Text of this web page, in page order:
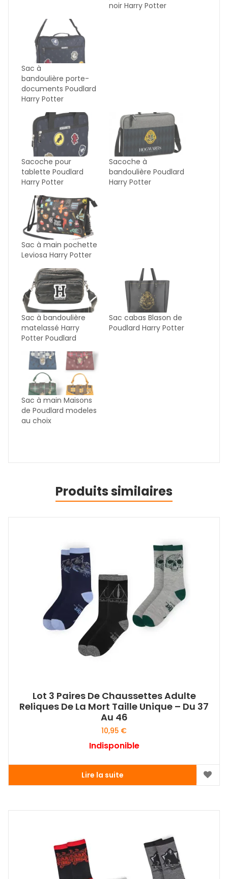
noir Harry Potter
Sac à
bandoulière porte-
documents Poudlard
Harry Potter
Sacoche pour
tablette Poudlard
Harry Potter
Sacoche à
bandoulière Poudlard
Harry Potter
Sac à main pochette
Leviosa Harry Potter
Sac à bandoulière
matelassé Harry
Potter Poudlard
Sac cabas Blason de
Poudlard Harry Potter
Sac à main Maisons
de Poudlard modeles
au choix
Produits similaires
Lot 3 Paires De Chaussettes Adulte
Reliques De La Mort Taille Unique – Du 37
Au 46
10,95 €
Indisponible
Lire la suite